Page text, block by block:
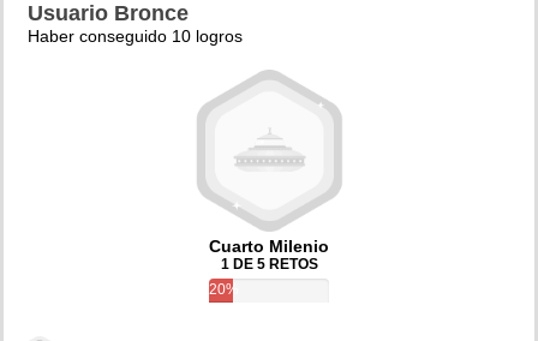
Usuario Bronce
Haber conseguido 10 logros
Cuarto Milenio
1 DE 5 RETOS
20%